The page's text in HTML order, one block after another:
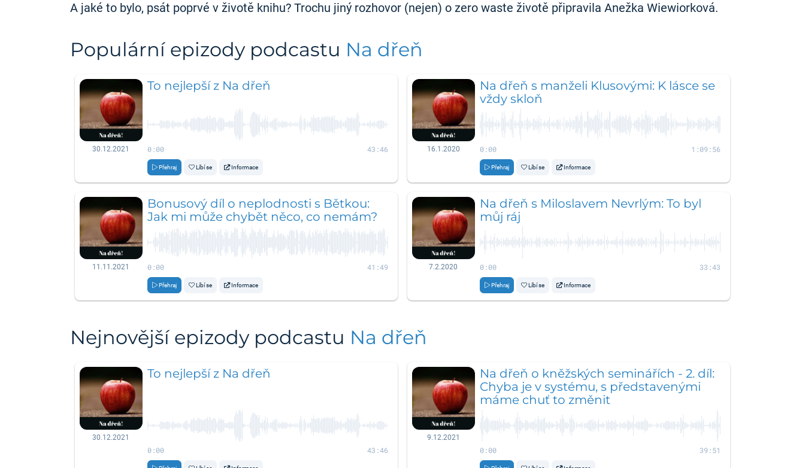
A jaké to bylo, psát poprvé v životě knihu? Trochu jiný rozhovor (nejen) o zero waste životě připravila Anežka Wiewiorková.
Populární epizody podcastu Na dřeň
30.12.2021
To nejlepší z Na dřeň
0:00 43:46
Přehraj Líbí se Informace
16.1.2020
Na dřeň s manželi Klusovými: K lásce se
vždy skloň
0:00 1:09:56
Přehraj Líbí se Informace
11.11.2021
Bonusový díl o neplodnosti s Bětkou:
Jak mi může chybět něco, co nemám?
0:00 41:49
Přehraj Líbí se Informace
7.2.2020
Na dřeň s Miloslavem Nevrlým: To byl
můj ráj
0:00 33:43
Přehraj Líbí se Informace
Nejnovější epizody podcastu Na dřeň
30.12.2021
To nejlepší z Na dřeň
0:00 43:46
9.12.2021
Na dřeň o kněžských seminářích - 2. díl:
Chyba je v systému, s představenými
máme chuť to změnit
0:00 39:51